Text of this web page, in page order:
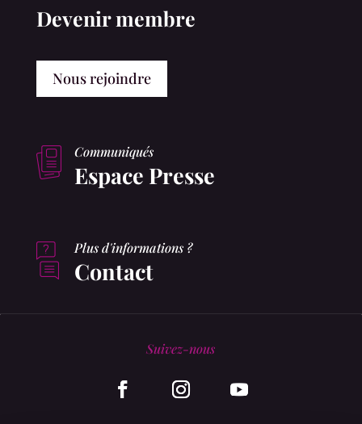
Devenir membre
Nous rejoindre
Communiqués
Espace Presse
Plus d'informations ?
Contact
Suivez-nous